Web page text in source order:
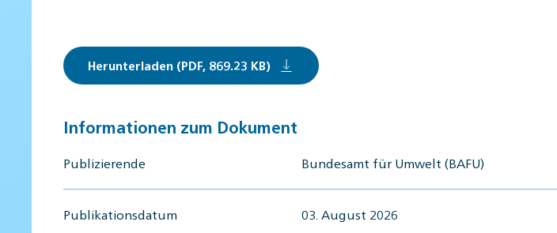
Herunterladen (PDF, 869.23 KB)
Informationen zum Dokument
Publizierende Bundesamt für Umwelt (BAFU)
Publikationsdatum 03. August 2026